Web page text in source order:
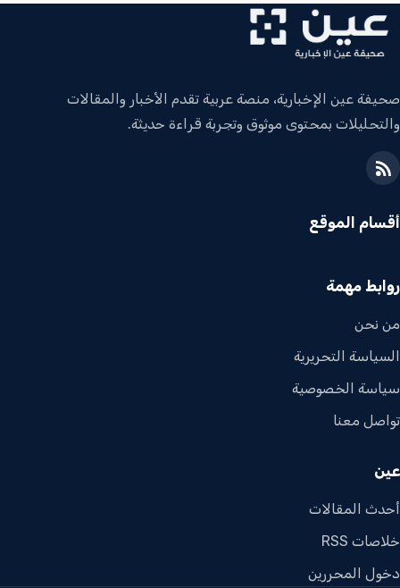
صحيفة عين الإخبارية، منصة عربية تقدم الأخبار والمقالات
والتحليلات بمحتوى موثوق وتجربة قراءة حديثة.
أقسام الموقع
روابط مهمة
من نحن
السياسة التحريرية
سياسة الخصوصية
تواصل معنا
عين
أحدث المقالات
خلاصات RSS
دخول المحررين